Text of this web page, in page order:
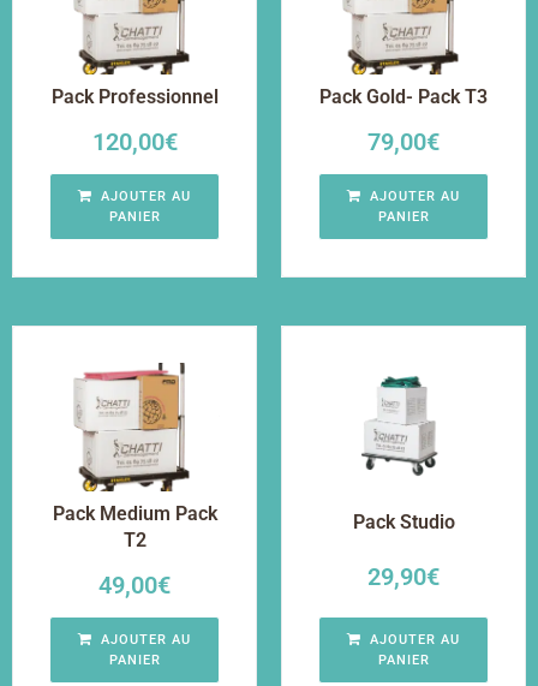
Pack Professionnel
120,00€
AJOUTER AU
PANIER
Pack Gold- Pack T3
79,00€
AJOUTER AU
PANIER
Pack Medium Pack
T2
49,00€
AJOUTER AU
PANIER
Pack Studio
29,90€
AJOUTER AU
PANIER